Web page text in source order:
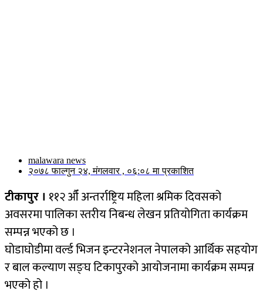
malawara news
२०७८ फाल्गुन २४, मंगलवार , ०६:०८ मा प्रकाशित
टीकापुर । ११२ औँ अन्तर्राष्ट्रिय महिला श्रमिक दिवसको
अवसरमा पालिका स्तरीय निबन्ध लेखन प्रतियोगिता कार्यक्रम
सम्पन्न भएको छ ।
घोडाघोडीमा वर्ल्ड भिजन इन्टरनेशनल नेपालको आर्थिक सहयोग
र बाल कल्याण सङ्घ टिकापुरको आयोजनामा कार्यक्रम सम्पन्न
भएको हो ।